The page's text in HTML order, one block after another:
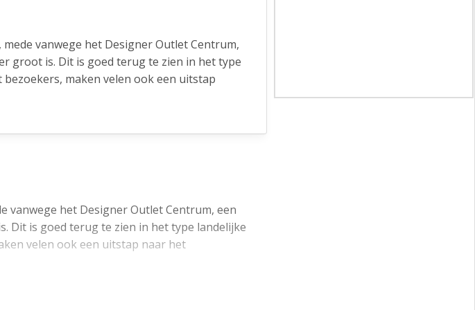
vanwege het Designer Outlet Centrum,
groot is. Dit is goed terug te zien in het type
maken velen ook een uitstap
en daarmee onderdeel van het
het een locatie die garant staat voor
en het bruisende Munsterplein die met
over circa 126 m² winkelruimte op de
begane grond is toegankelijk via een
vanwege het Designer Outlet Centrum, een
Dit is goed terug te zien in het type landelijke
velen ook een uitstap naar het
zijn met enkele autominuten bereikbaar.